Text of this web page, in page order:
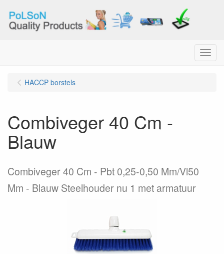
Menu
HACCP borstels
Combiveger 40 Cm -
Blauw
Combiveger 40 Cm - Pbt 0,25-0,50 Mm/Vl50
Mm - Blauw Steelhouder nu 1 met armatuur